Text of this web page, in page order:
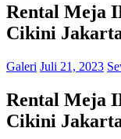
Rental Meja
Cikini
Galeri Juli 21, 2023
Rental Meja
Cikini